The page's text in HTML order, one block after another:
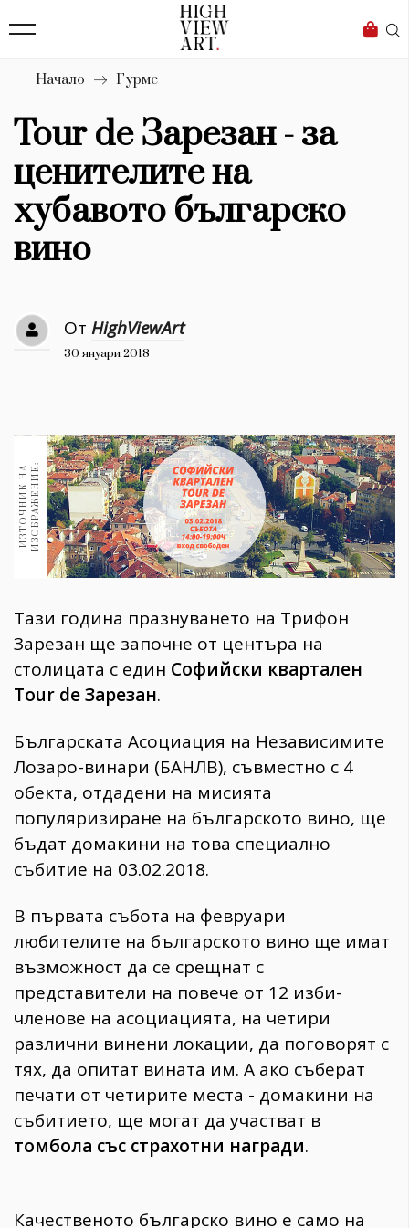
Бизнес
Мода
Dialogue
Изкуство
4340
Красота
777
Дизайн
1272
30+
Гурме 1710
Пътувай
237
389
Gentlemen
382
Wellness
ПОСЛЕДВАЙТЕ
НИ
Начало Гурме
Tour de Зарезан - за
ценителите на
хубавото българско
вино
От HighViewArt
30 януари 2018
И
З
Т
О
Ч
Н
И
К
Н
А
И
З
О
Б
Р
А
Ж
Е
Н
И
Е:
Тази година празнуването на Трифон
Зарезан ще започне от центъра на
столицата с един Софийски квартален
Tour de Зарезан.
Българската Асоциация на Независимите
Лозаро-винари (БАНЛВ), съвместно с 4
обекта, отдадени на мисията
популяризиране на българското вино, ще
бъдат домакини на това специално
събитие на 03.02.2018.
В първата събота на февруари
любителите на българското вино ще имат
възможност да се срещнат с
представители на повече от 12 изби-
членове на асоциацията, на четири
различни винени локации, да поговорят с
тях, да опитат вината им. А ако съберат
печати от четирите места - домакини на
събитието, ще могат да участват в
томбола със страхотни награди.
Качественото българско вино е само на